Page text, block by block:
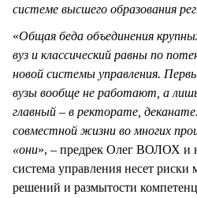
системе высшего образования
«Общая беда объединения
вуз и классический равны по
новой системы управления.
вузы вообще не работают, а
главный – в ректорате,
совместной жизни во многих
«они», – предрек Олег ВОЛОХ и
система управления несет риски
решений и размытости